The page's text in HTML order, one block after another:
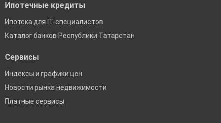
Ипотечные кредиты
Ипотека для IT-специалистов
Каталог банков Республики Татарстан
Сервисы
Индексы и графики цен
Новости рынка недвижимости
Платные сервисы